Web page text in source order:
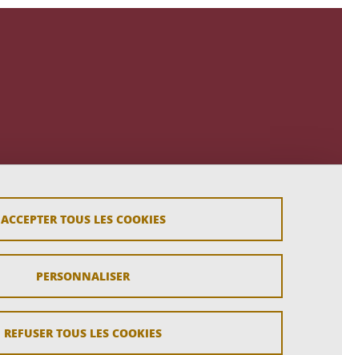
ACCEPTER TOUS LES COOKIES
REFUSER TOUS LES COOKIES
PERSONNALISER